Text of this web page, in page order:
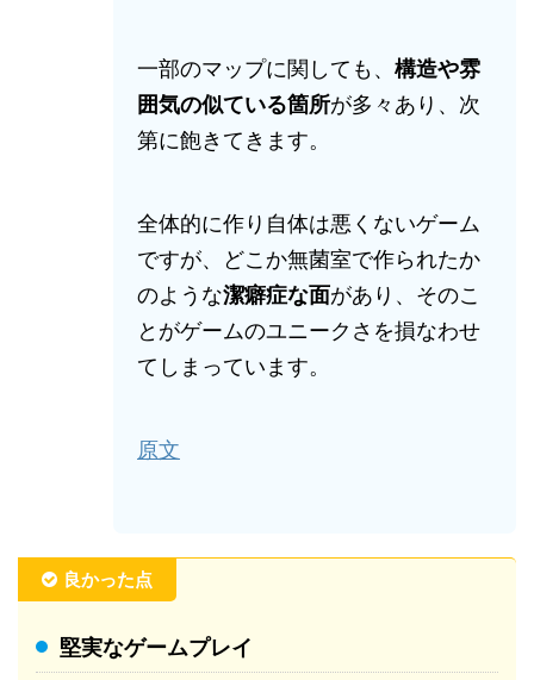
一部のマップに関しても、 構造や雰
囲気の似ている箇所が多々あり、次
第に飽きてきます。
全体的に作り自体は悪くないゲーム
ですが、どこか無菌室で作られたか
のような潔癖症な面があり、そのこ
とがゲームのユニークさを損なわせ
てしまっています。
原文
良かった点
堅実なゲームプレイ